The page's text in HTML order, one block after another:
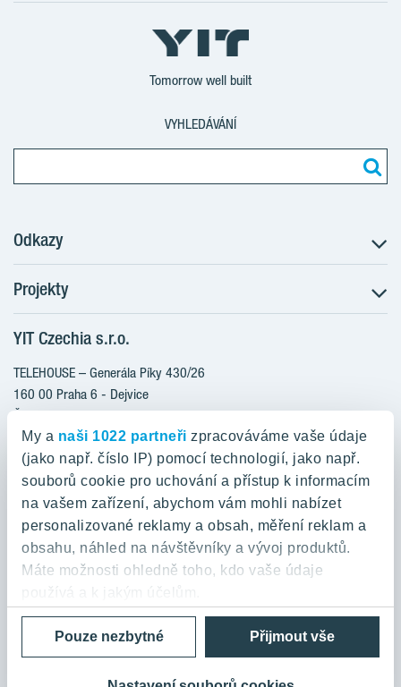
My a naši 1022 partneři zpracováváme vaše údaje
(jako např. číslo IP) pomocí technologií, jako např.
souborů cookie pro uchování a přístup k informacím
na vašem zařízení, abychom vám mohli nabízet
personalizované reklamy a obsah, měření reklam a
obsahu, náhled na návštěvníky a vývoj produktů.
Máte možnosti ohledně toho, kdo vaše údaje
Pokud to povolíte, rádi bychom také:Přijmout vše
Pouze nezbytné
Tomorrow well built
VYHLEDÁVÁNÍ
Odkazy
Postup koupě
Klientské změny
Aktuality
Blog
Kariéra
O nás
YIT PLUS
Projekty
RANTA Barrandov III
RANTA Barrandov IV
TOIVO Roztyly II
KALEVALA
VIRTA Kladno
KATTILA Kamýk
ROSALA
YIT Czechia s.r.o.
TELEHOUSE – Generála Píky 430/26
160 00 Praha 6 - Dejvice
Česká republika
800 200 666
domov@yit.cz
Telefon na centrální recepci:
+420 224 318 261
Zásady ochrany osobních údajů a Podmínky použití
Cookies